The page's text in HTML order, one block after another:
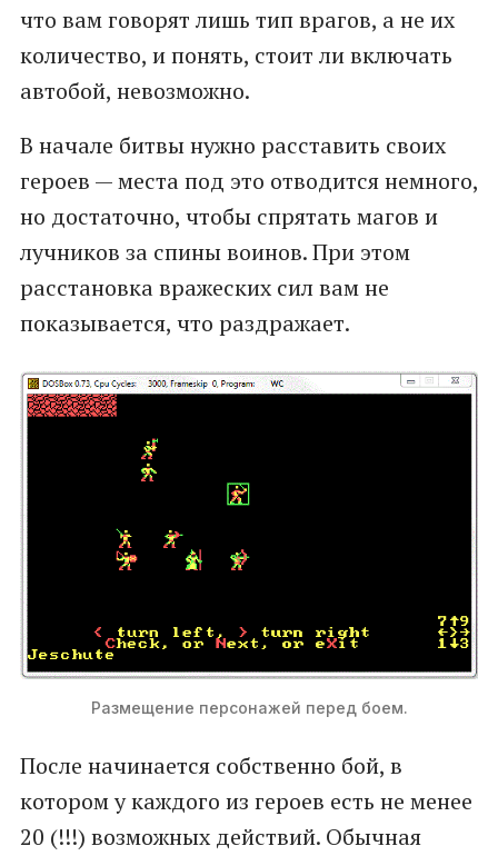
что вам говорят лишь тип врагов, а не их
количество, и понять, стоит ли включать
автобой, невозможно.
В начале битвы нужно расставить своих
героев — места под это отводится немного,
но достаточно, чтобы спрятать магов и
лучников за спины воинов. При этом
расстановка вражеских сил вам не
показывается, что раздражает.
Размещение персонажей перед боем.
После начинается собственно бой, в
котором у каждого из героев есть не менее
20 (!!!) возможных действий. Обычная